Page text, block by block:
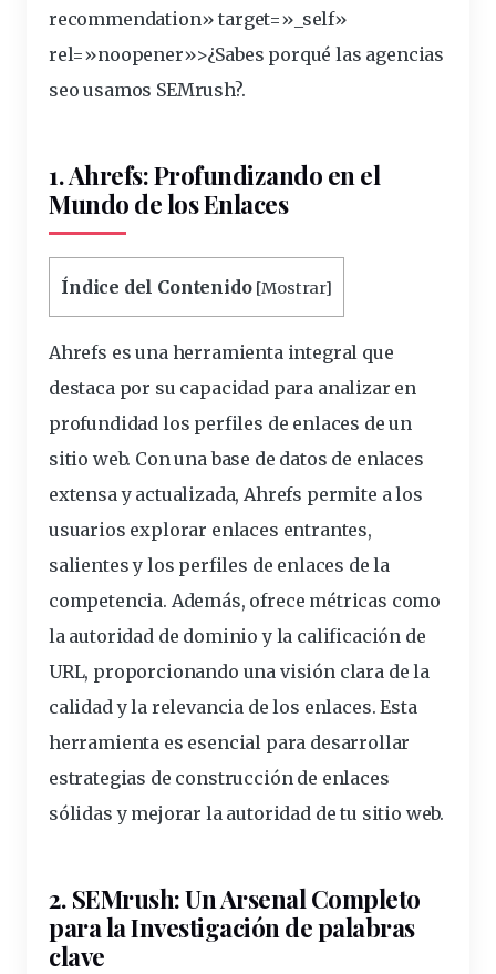
recommendation» target=»_self»
rel=»noopener»>¿Sabes porqué las agencias
seo usamos SEMrush?.
1. Ahrefs: Profundizando en el
Mundo de los Enlaces
Índice del Contenido [Mostrar]
Ahrefs es una herramienta integral que
destaca por su capacidad para analizar en
profundidad los perfiles de enlaces deun
sitio web. Con una base de datos de enlaces
extensa y actualizada, Ahrefs permite a los
usuarios explorar enlaces entrantes,
salientes y los perfiles de enlaces de la
competencia. Además, ofrece métricas como
la autoridad de dominio y la calificación de
URL, proporcionando una visión clara de la
calidad y la relevancia de los enlaces. Esta
herramienta es esencial para desarrollar
estrategias de construcción de enlaces
sólidas y mejorar la autoridad de tu sitio web.
2. SEMrush: Un Arsenal Completo
para la Investigación de palabras
clave